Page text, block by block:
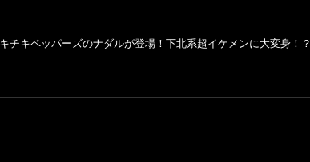
キペッパーズのナダルが登場！下北系超イケメンに大変身！？